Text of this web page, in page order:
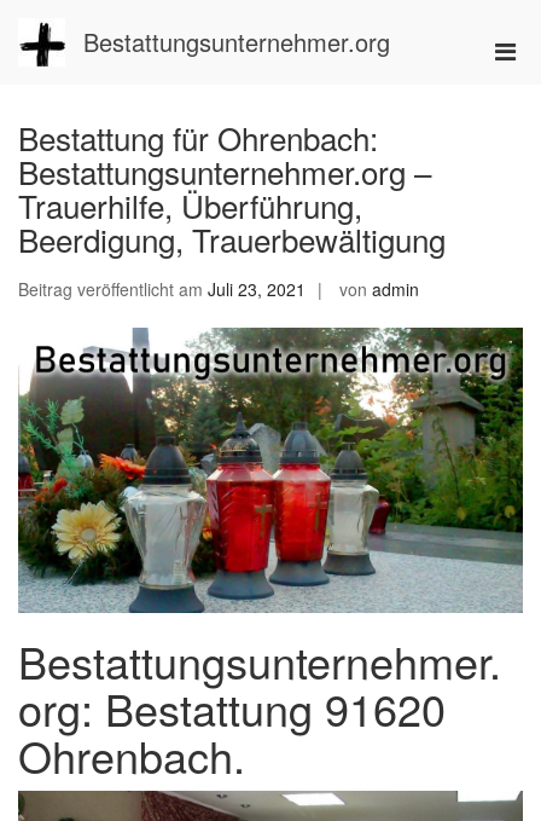
Inhalt
springen
Bestattungsunternehmer.org
Bestattung für Ohrenbach:
Bestattungsunternehmer.org –
Trauerhilfe, Überführung,
Beerdigung, Trauerbewältigung
Beitrag veröffentlicht am Juli 23, 2021 von admin
Bestattungsunternehmer.
org: Bestattung 91620
Ohrenbach.